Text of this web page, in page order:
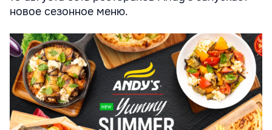
новое сезонное меню.